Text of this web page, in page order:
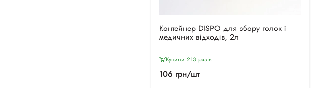
Контейнер DISPO для збору голок і
медичних відходів, 2л
Купили 213 разiв
106 грн/шт